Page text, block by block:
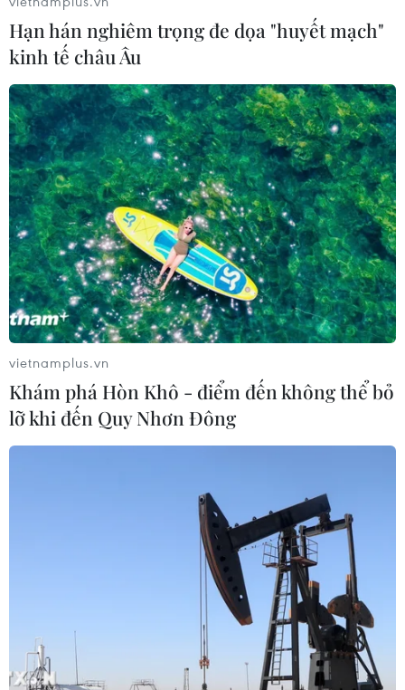
TIN CÙNG CHUYÊN MỤC
Khánh Hòa đẩy mạnh tìm kiếm, quy
tập và xác định danh tính hài cốt liệt
Hạn hán nghiêm trọng đe dọa "huyết mạch"
kinh tế châu Âu
vietnamplus.vn
Khám phá Hòn Khô - điểm đến không thể bỏ
lỡ khi đến Quy Nhơn Đông